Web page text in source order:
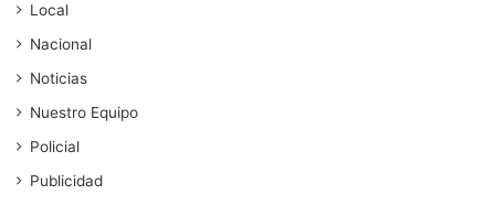
Local
Nacional
Noticias
Nuestro Equipo
Policial
Publicidad